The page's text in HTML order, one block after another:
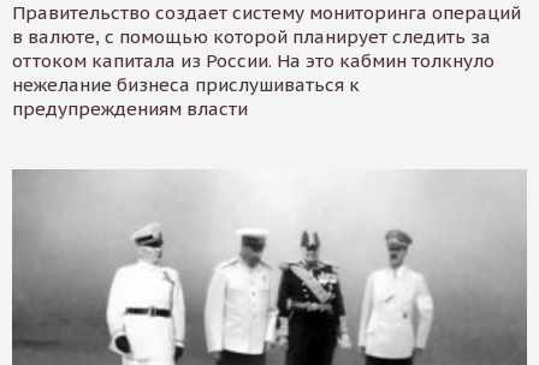
Правительство создает систему мониторинга операций
в валюте, с помощью которой планирует следить за
оттоком капитала из России. На это кабмин толкнуло
нежелание бизнеса прислушиваться к
предупреждениям власти